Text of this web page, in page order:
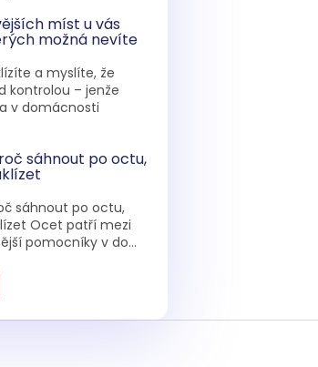
míst u vás
možná nevíte
a myslíte, že
kontrolou – jenže
v domácnosti
sáhnout po octu,
sáhnout po octu,
Ocet patří mezi
pomocníky v do...